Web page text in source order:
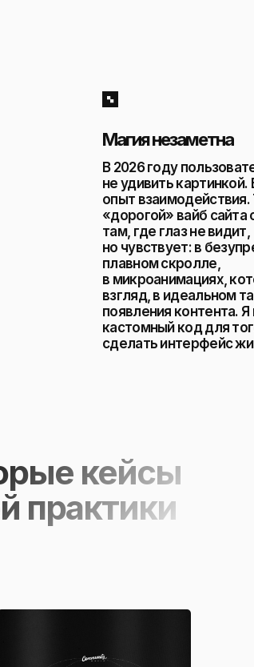
В 2026 году
не удивить картинкой.
опыт
«дорогой» вайб сайта
там, где глаз не видит,
но чувствует: в
плавном скролле,
в микроанимациях,
взгляд, в идеальном
появления контента.
кастомный код для
сделать интерфейс
Магия незаметна
кейсы
практики